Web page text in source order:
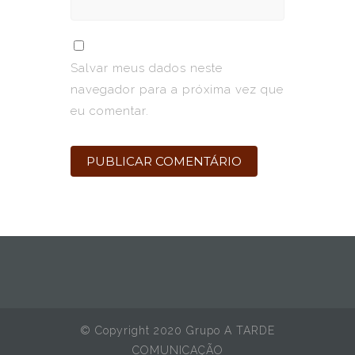
Salvar meus dados neste
navegador para a próxima vez que
eu comentar.
© Copyright 2020 Grupo A TARDE
COMUNICAÇÃO